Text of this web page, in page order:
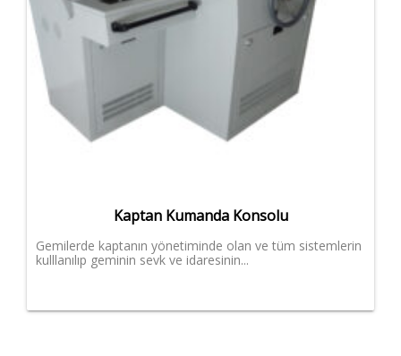
Kaptan Kumanda Konsolu
Gemilerde kaptanın yönetiminde olan ve tüm sistemlerin
kulllanılıp geminin sevk ve idaresinin...